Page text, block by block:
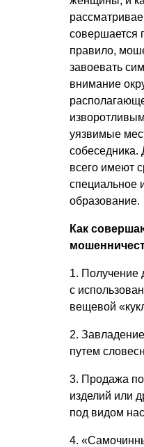
совершается
правило,
завоевать
внимание
уязвимые
всего имеют
специальное
образование.
Как
1. Получение
с
вещевой
2.
путем
3. Продажа
изделий или
под видом
4.